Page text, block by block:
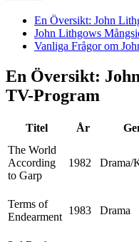
En Översikt: John
John Lithgows
Vanliga Frågor om
En Översikt:
TV-Program
Titel År
The World
According
to Garp
1982 Drama/
Terms of
Endearment
1983 Drama